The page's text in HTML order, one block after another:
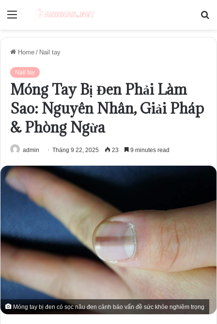
Menu
Home / Nail tay
Nail tay
Móng Tay Bị Đen Phải Làm
Sao: Nguyên Nhân, Giải Pháp
& Phòng Ngừa
admin Tháng 9 22, 2025 23 9 minutes read
Móng tay bị đen có sọc nâu đen cảnh báo vấn đề sức khỏe nghiêm trọng